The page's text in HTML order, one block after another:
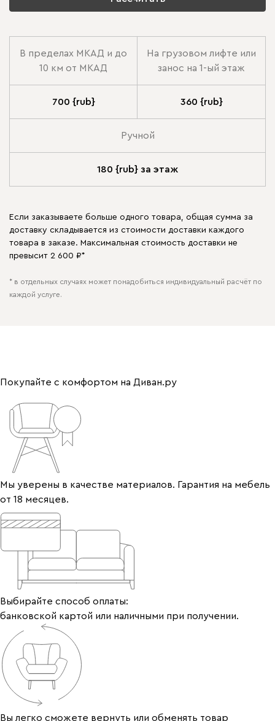
В пределах МКАД и до
10 км от МКАД
На грузовом лифте или
занос на 1-ый этаж
700 {rub} 360 {rub}
Ручной
180 {rub} за этаж
Если заказываете больше одного товара, общая сумма за
доставку складывается из стоимости доставки каждого
товара в заказе. Максимальная стоимость доставки не
превысит 2 600 ₽*
* в отдельных случаях может понадобиться индивидуальный расчёт по
каждой услуге.
Покупайте с комфортом на Диван.ру
Мы уверены в качестве материалов. Гарантия на мебель
от 18 месяцев.
Выбирайте способ оплаты:
банковской картой или наличными при получении.
Вы легко сможете вернуть или обменять товар